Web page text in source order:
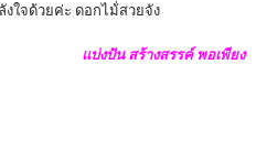
งใจด้วยค่ะ ดอกไม้่สวยจัง
แบ่งปัน สร้างสรรค์ พอเพียง